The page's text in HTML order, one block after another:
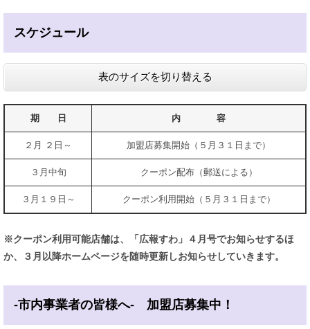
スケジュール
表のサイズを切り替える
期 日 内 容
２月 ２日～ 加盟店募集開始（５月３１日まで）
３月中旬 クーポン配布（郵送による）
３月１９日～ クーポン利用開始（５月３１日まで）
※クーポン利用可能店舗は、「広報すわ」４月号でお知らせするほ
か、３月以降ホームページを随時更新しお知らせしていきます。
-市内事業者の皆様へ- 加盟店募集中！